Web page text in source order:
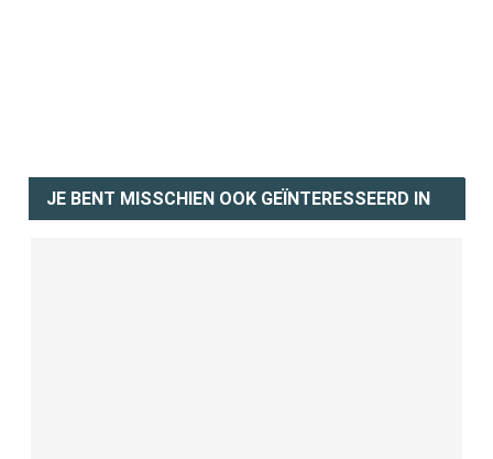
JE BENT MISSCHIEN OOK GEÏNTERESSEERD IN